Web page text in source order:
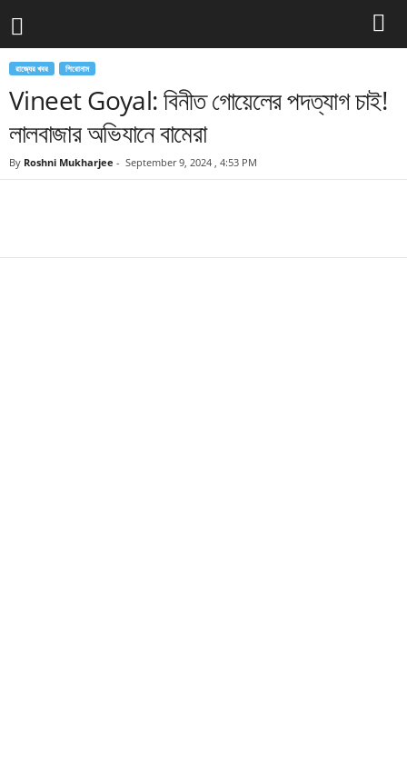
রাজ্যের খবর শিরোনাম
Vineet Goyal: বিনীত গোয়েলের পদত্যাগ চাই!
লালবাজার অভিযানে বামেরা
By Roshni Mukharjee - September 9, 2024 , 4:53 PM